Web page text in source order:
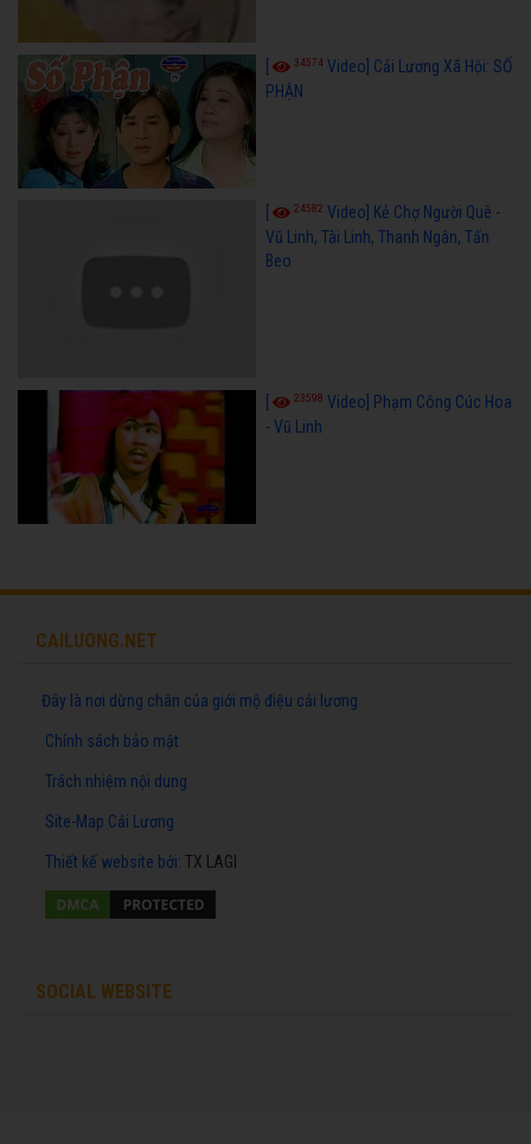
34574 Video] Cải Lương Xã Hội: SỐ
PHẬN
24582 Video] Kẻ Chợ Người Quê -
Vũ Linh, Tài Linh, Thanh Ngân, Tấn
Beo
23598 Video] Phạm Công Cúc Hoa
- Vũ Linh
CAILUONG.NET
Đây là nơi dừng chân của giới mộ điệu cải lương
Chính sách bảo mật
Trách nhiệm nội dung
Site-Map Cải Lương
Thiết kế website bởi: TX LAGI
SOCIAL WEBSITE